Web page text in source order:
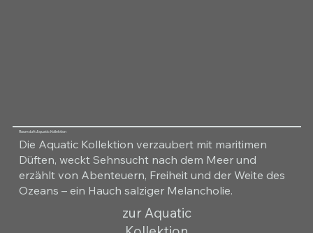
Raumduft Aquatic Kollektion
Die Aquatic Kollektion verzaubert mit maritimen
Düften, weckt Sehnsucht nach dem Meer und
erzählt von Abenteuern, Freiheit und der Weite des
Ozeans – ein Hauch salziger Melancholie.
zur Aquatic